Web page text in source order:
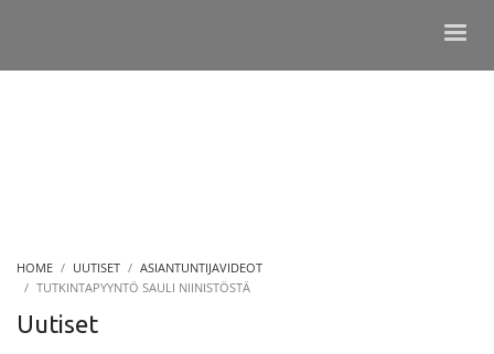
HOME UUTISET
ASIANTUNTIJAVIDEOT
TUTKINTAPYYNTÖ SAULI NIINISTÖSTÄ
Uutiset